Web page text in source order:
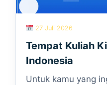
27 Juli 2026
Tempat Kuliah
Indonesia
Untuk kamu yang